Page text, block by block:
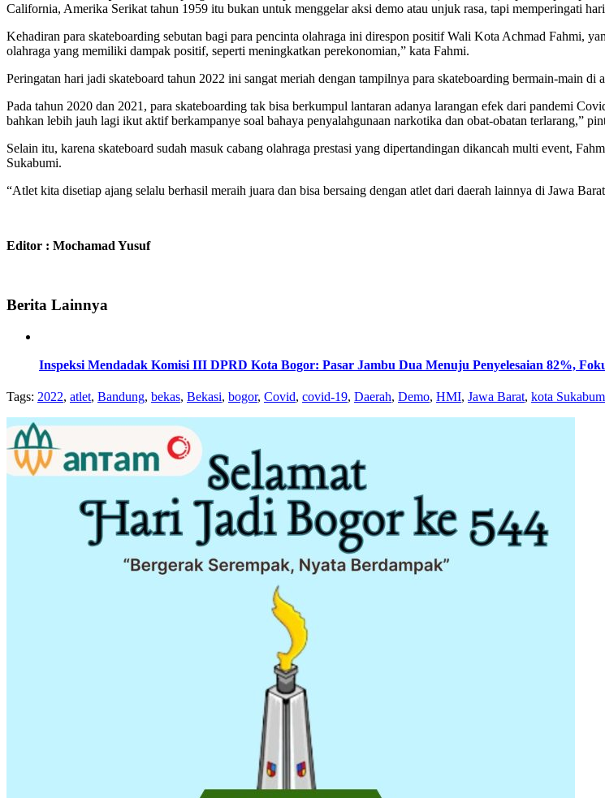
California, Amerika Serikat tahun 1959 itu bukan untuk menggelar aksi demo atau unjuk rasa, tapi memperingati
Kehadiran para skateboarding sebutan bagi para pencinta olahraga ini direspon positif Wali Kota Achmad Fahmi,
olahraga yang memiliki dampak positif, seperti meningkatkan perekonomian,” kata Fahmi.
Peringatan hari jadi skateboard tahun 2022 ini sangat meriah dengan tampilnya para skateboarding bermain-main di
Pada tahun 2020 dan 2021, para skateboarding tak bisa berkumpul lantaran adanya larangan efek dari pandemi
bahkan lebih jauh lagi ikut aktif berkampanye soal bahaya penyalahgunaan narkotika dan obat-obatan terlarang,”
Selain itu, karena skateboard sudah masuk cabang olahraga prestasi yang dipertandingan dikancah multi event,
Sukabumi.
“Atlet kita disetiap ajang selalu berhasil meraih juara dan bisa bersaing dengan atlet dari daerah lainnya di Jawa
Editor : Mochamad Yusuf
Berita Lainnya
Inspeksi Mendadak Komisi III DPRD Kota Bogor: Pasar Jambu Dua Menuju Penyelesaian 82%,
Tags: 2022, atlet, Bandung, bekas, Bekasi, bogor, Covid, covid-19, Daerah, Demo, HMI, Jawa Barat, kota